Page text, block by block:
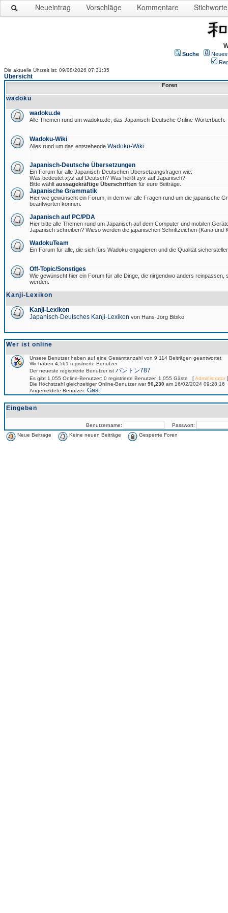
Neueintrag Vorschläge Kommentare Stichworte
Suche
Die aktuelle Uhrzeit ist: 09/08/2026 07:31:35
Übersicht
Foren
wadoku
wadoku.de
Alle Themen rund um wadoku.de, das Japanisch-Deutsche Online-Wörterbuch.
Wadoku-Wiki
Alles rund um das entstehende Wadoku-Wiki
Japanisch-Deutsche Übersetzungen
Ein Forum für alle Japanisch-Deutschen Übersetzungsfragen wie:
Was bedeutet xyz auf Deutsch? Was heißt zyx auf Japanisch?
Bitte wählt aussagekräftige Überschriften für eure Beiträge.
Japanische Grammatik
Hier wie gewünscht ein Forum, in dem wir alle Fragen rund um die japanische
beantworten können.
Japanisch auf PC/PDA
Hier bitte alle Themen rund um Japanisch auf dem Computer und mobilen
Japanisch schreiben? Wieso werden die japanischen Schriftzeichen (Kana und
WadokuTeam
Ein Forum für alle, die sich fürs Wadoku engagieren und die Qualität
Off-Topic/Sonstiges
Wie gewünscht hier ein Forum für alle Dinge, die nirgendwo anders reinpassen,
werden.
Kanji-Lexikon
Kanji-Lexikon
Japanisch-Deutsches Kanji-Lexikon von Hans-Jörg Bibiko
Wer ist online
Unsere Benutzer haben auf eine Gesamtanzahl von 9,114 Beiträgen geantwortet
Wir haben 4,561 registrierte Benutzer
Der neueste registrierte Benutzer ist パントン787
Es gibt 1,055 Online-Benutzer: 0 registrierte Benutzer, 1,055 Gäste [Administrator
Die Höchstzahl gleichzeitiger Online-Benutzer war90,230 am 16/02/2024 09:28:16
Angemeldete Benutzer: Gast
Eingeben
Benutzername:
Passwort:
Neue Beiträge
Keine neuen Beiträge Gesperrte Foren